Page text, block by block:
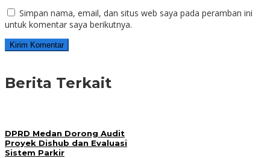
Simpan nama, email, dan situs web saya pada peramban ini
untuk komentar saya berikutnya.
Berita Terkait
DPRD Medan Dorong Audit
Proyek Dishub dan Evaluasi
Sistem Parkir